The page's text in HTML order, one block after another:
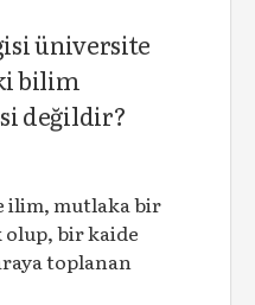
üniversite
bilim
değildir?
ilim, mutlaka bir
olup, bir kaide
toplanan